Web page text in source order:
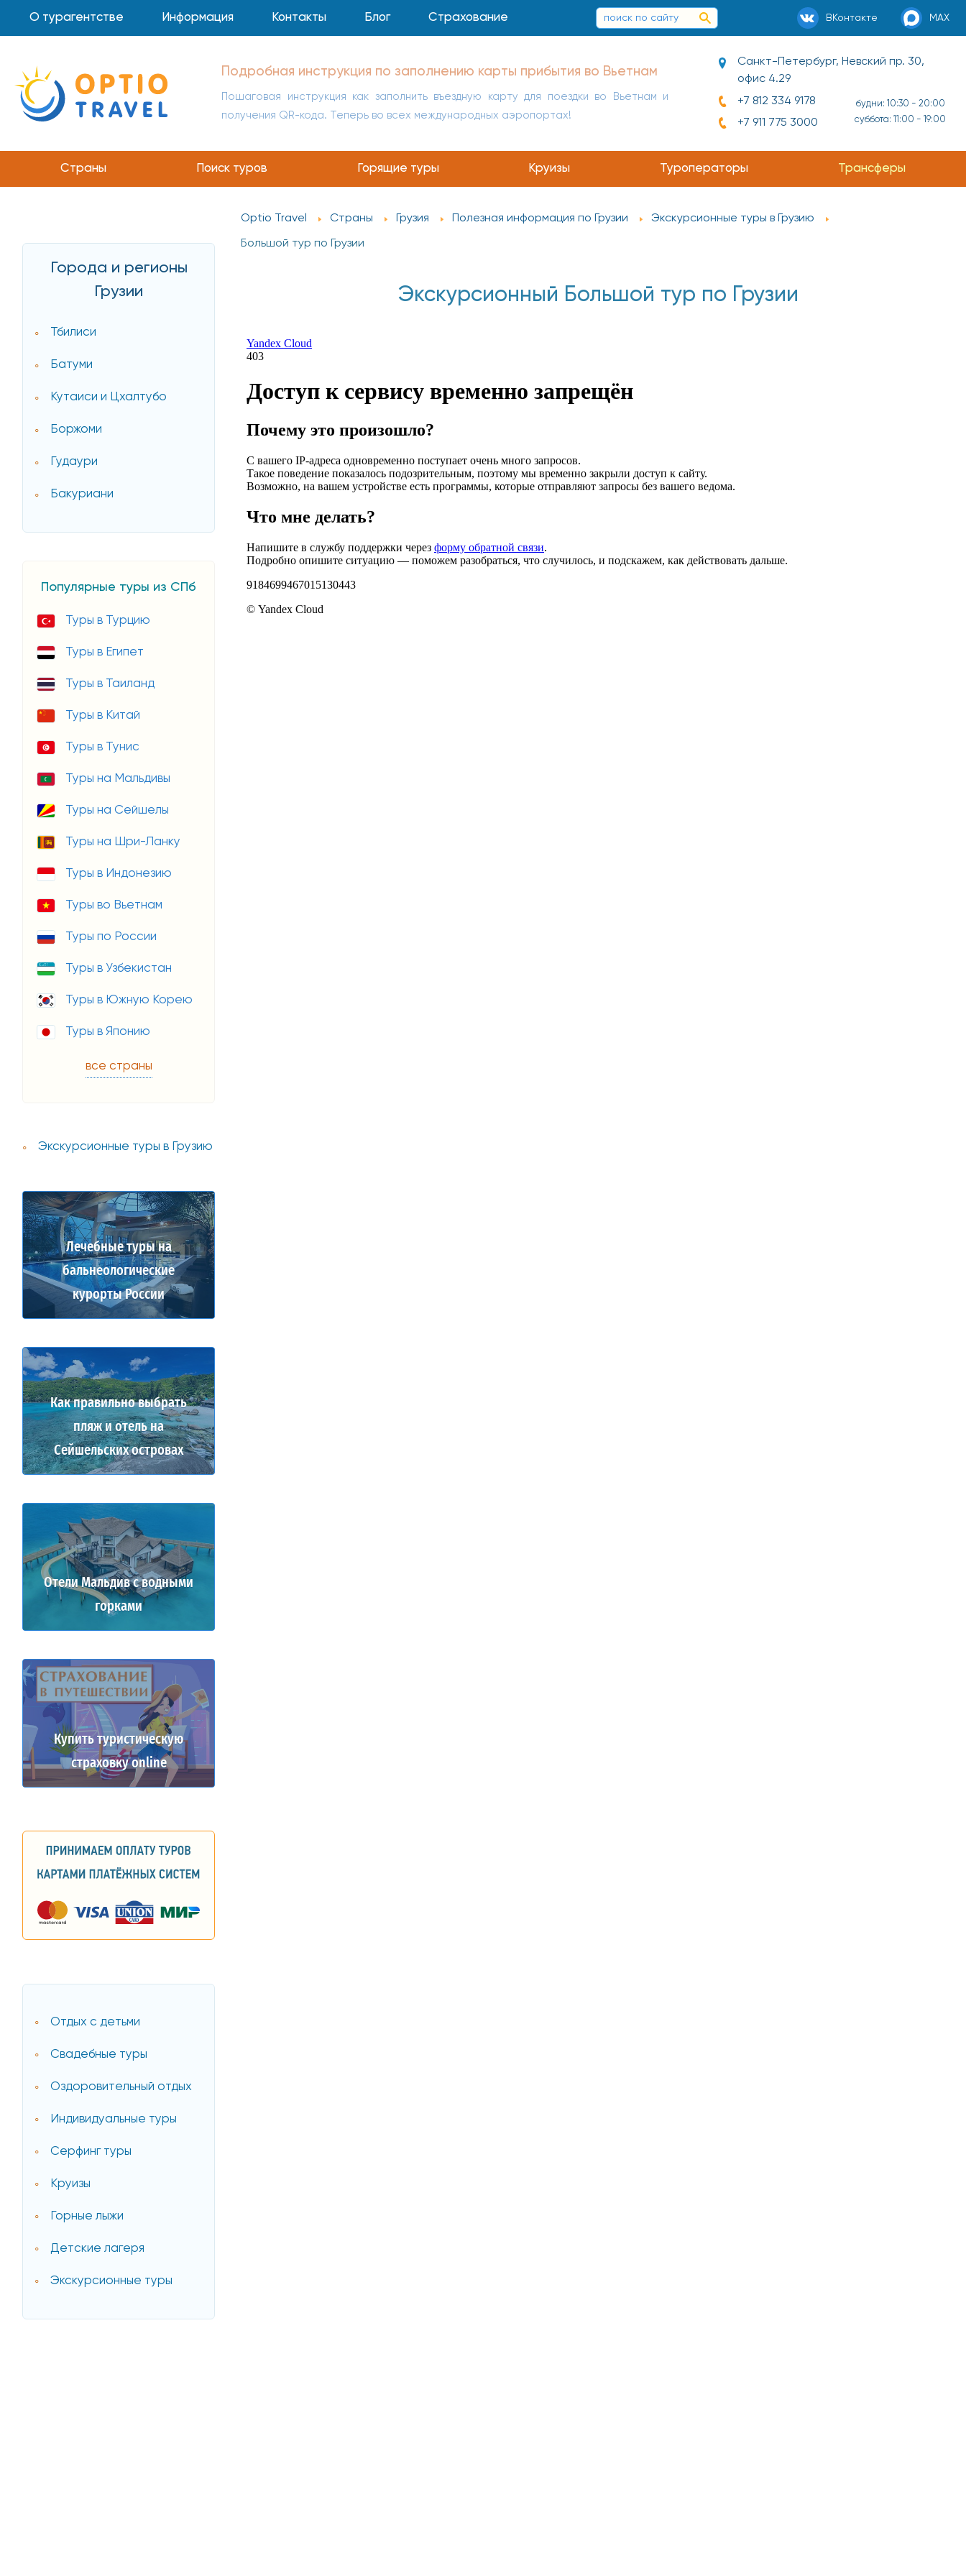
О турагентстве Информация Контакты Блог Страхование ВКонтакте MAX
Инструкция по заполнению карты прибытия в Китай
Пошаговая инструкция как заполнить въездную карту для поездки в Китай и
получения QR-кода
Санкт-Петербург, Невский пр. 30,
офис 4.29
+7 812 334 9178
+7 911 775 3000
будни: 10:30 - 20:00
суббота: 11:00 - 19:00
Страны Поиск туров Горящие туры Круизы Туроператоры Трансферы
Города и регионы
Грузии
Тбилиси
Батуми
Кутаиси и Цхалтубо
Боржоми
Гудаури
Бакуриани
Популярные туры из СПб
Туры в Турцию
Туры в Египет
Туры в Таиланд
Туры в Китай
Туры в Тунис
Туры на Мальдивы
Туры на Сейшелы
Туры на Шри-Ланку
Туры в Индонезию
Туры во Вьетнам
Туры по России
Туры в Узбекистан
Туры в Южную Корею
Туры в Японию
все страны
Экскурсионные туры в Грузию
Лечебные туры на
бальнеологические
курорты России
Как правильно выбрать
пляж и отель на
Сейшельских островах
Отели Мальдив с водными
горками
Купить туристическую
страховку online
Отдых с детьми
Свадебные туры
Оздоровительный отдых
Индивидуальные туры
Серфинг туры
Круизы
Горные лыжи
Детские лагеря
Экскурсионные туры
Optio Travel Страны Грузия Полезная информация по Грузии Экскурсионные туры в Грузию
Большой тур по Грузии
Экскурсионный Большой тур по Грузии